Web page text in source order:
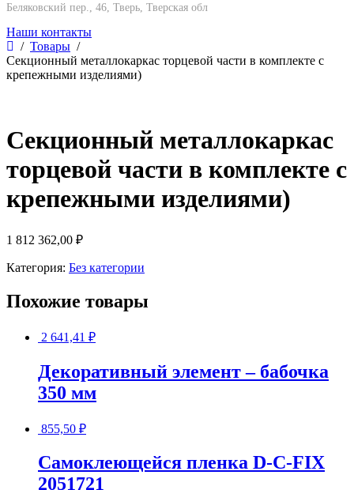
Беляковский пер., 46, Тверь, Тверская обл
Наши контакты
Товары
Секционный металлокаркас торцевой части в комплекте с
крепежными изделиями)
Секционный металлокаркас
торцевой части в комплекте с
крепежными изделиями)
1 812 362,00 ₽
Категория: Без категории
Похожие товары
2 641,41 ₽
Декоративный элемент – бабочка
350 мм
855,50 ₽
Самоклеющейся пленка D-C-FIX
2051721